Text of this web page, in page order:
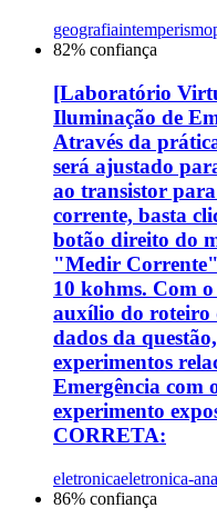
geografiaintemperismo
82% confiança
[Laboratório
Iluminação de
Através da
será ajustado
ao transistor
corrente, basta
botão direito do
"Medir
10 kohms. Com
auxílio do roteiro
dados da
experimentos
Emergência com
experimento
CORRETA:
eletronicaeletronica-
86% confiança